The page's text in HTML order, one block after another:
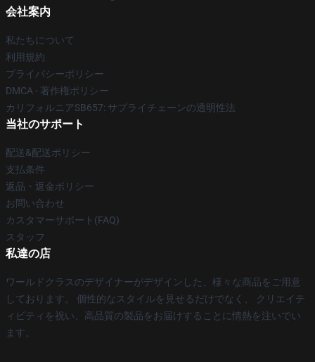
会社案内
私たちについて
利用規約
プライバシーポリシー
DMCA - 著作権ポリシー
カリフォルニアSB657: サプライチェーンの透明性法
当社のサポート
配送&配送ポリシー
支払条件
返品・返金ポリシー
お問い合わせ
カスタマーサポート(FAQ)
スタッフ
私達の店
ワールドクラスのデザイナーがデザインした、様々な商品をご用意
しております。 個性的なスタイルを見せるだけでなく、 クリエイテ
ィビティを祝い、高品質の製品をお届けすることに情熱を注いでい
ます。